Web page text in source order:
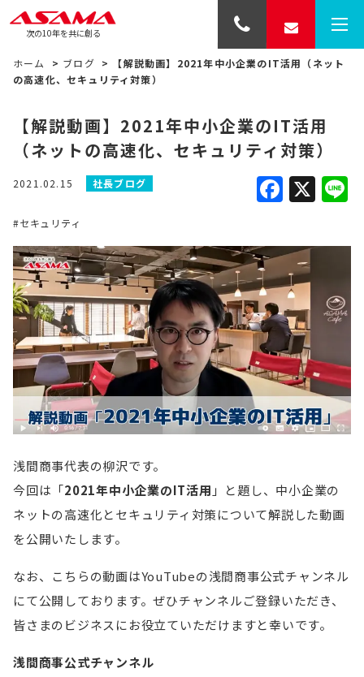
次の10年を共に創る
ホーム > ブログ >
【解説動画】2021年中小企業のIT活用（ネット
の高速化、セキュリティ対策）
【解説動画】2021年中小企業のIT活用
（ネットの高速化、セキュリティ対策）
2021.02.15 社長ブログ X
#セキュリティ
浅間商事代表の柳沢です。
今回は「2021年中小企業のIT活用 」と題し、中小企業の
ネットの高速化とセキュリティ対策について解説した動画
を公開いたします。
なお、こちらの動画はYouTubeの浅間商事公式チャンネル
にて公開しております。ぜひチャンネルご登録いただき、
皆さまのビジネスにお役立ていただけますと幸いです。
浅間商事公式チャンネル